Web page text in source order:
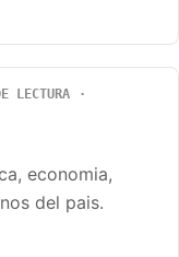
LECTURA
economia,
del pais.